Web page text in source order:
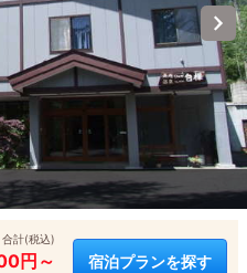
計(税込)
円～ 宿泊プランを探す